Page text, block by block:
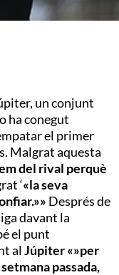
un conjunt
ha conegut
el primer
Malgrat aquesta
del rival perquè
‘«la seva
Després de
davant la
el punt
alJúpiter «»per
passada,